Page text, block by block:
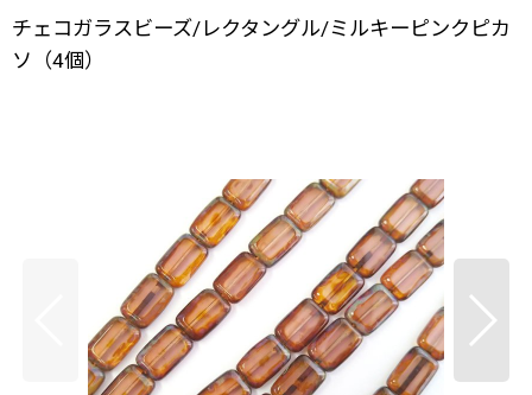
チェコガラスビーズ/レクタングル/ミルキーピンクピカ
ソ（4個）